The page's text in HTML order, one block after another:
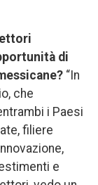
di
“In
che
i Paesi
filiere
e